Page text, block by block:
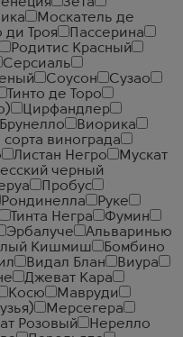
Москатель де
ди Троя
Пассерина
Родитис Красный
Серсиаль
Соусон
Сузао
Тинто де Торо
Цирфандлер
Брунелло
Виорика
винограда
Листан Негро
Мускат
черный
Пробус
Рондинелла
Руке
Тинта Негра
Фумин
Эрбалуче
Альваринью
Кишмиш
Бомбино
Видал Блан
Виура
Джеват Кара
Косю
Мавруди
Мерсегера
Розовый
Нерелло